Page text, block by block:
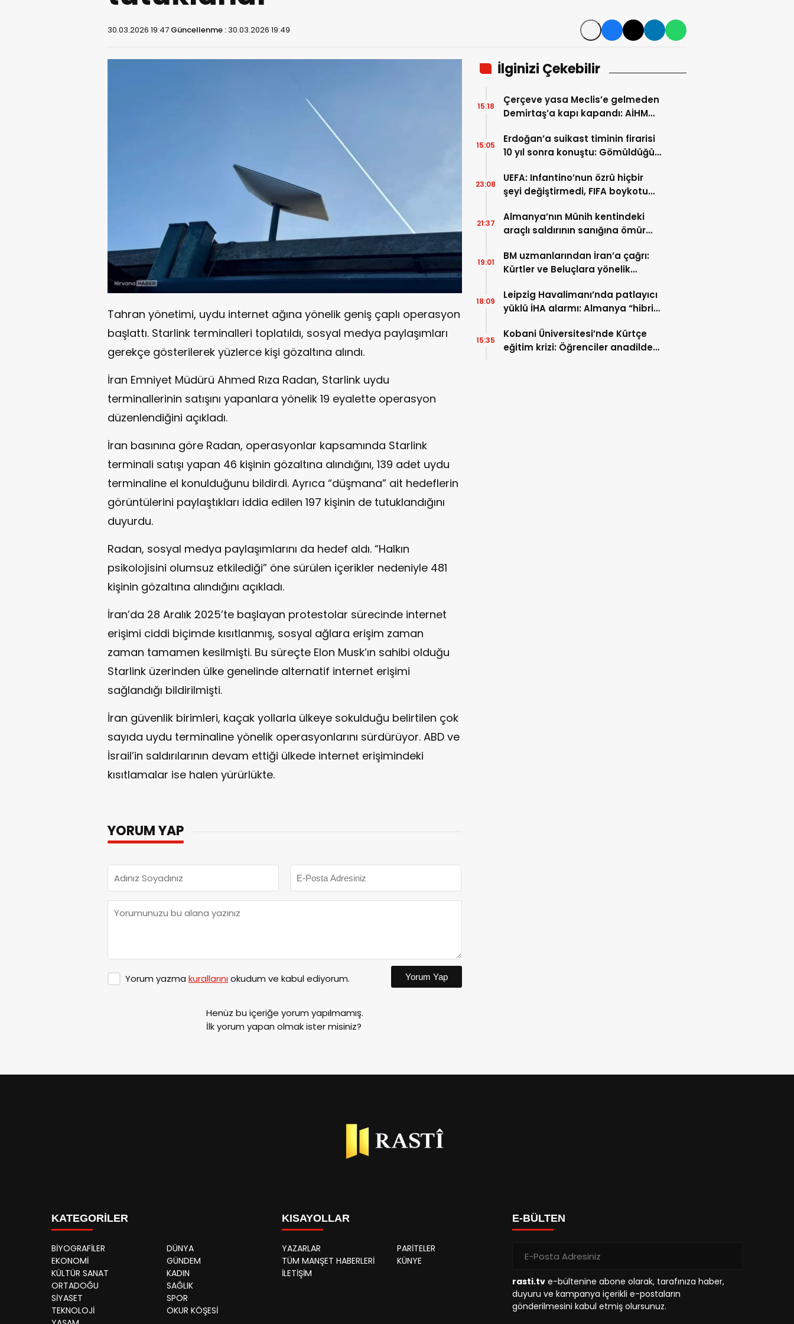
30.03.2026 19:47 Güncellenme :30.03.2026 19:49
Tahran yönetimi, uydu internet ağına yönelik geniş çaplı operasyon
başlattı. Starlink terminalleri toplatıldı, sosyal medya paylaşımları
gerekçe gösterilerek yüzlerce kişi gözaltına alındı.
İran Emniyet Müdürü Ahmed Rıza Radan, Starlink uydu
terminallerinin satışını yapanlara yönelik 19 eyalette operasyon
düzenlendiğini açıkladı.
İran basınına göre Radan, operasyonlar kapsamında Starlink
terminali satışı yapan 46 kişinin gözaltına alındığını, 139 adet uydu
terminaline el konulduğunu bildirdi. Ayrıca “düşmana” ait hedeflerin
görüntülerini paylaştıkları iddia edilen 197 kişinin de tutuklandığını
duyurdu.
Radan, sosyal medya paylaşımlarını da hedef aldı. “Halkın
psikolojisini olumsuz etkilediği” öne sürülen içerikler nedeniyle 481
kişinin gözaltına alındığını açıkladı.
İran’da 28 Aralık 2025’te başlayan protestolar sürecinde internet
erişimi ciddi biçimde kısıtlanmış, sosyal ağlara erişim zaman
zaman tamamen kesilmişti. Bu süreçte Elon Musk’ın sahibi olduğu
Starlink üzerinden ülke genelinde alternatif internet erişimi
sağlandığı bildirilmişti.
İran güvenlik birimleri, kaçak yollarla ülkeye sokulduğu belirtilen çok
sayıda uydu terminaline yönelik operasyonlarını sürdürüyor. ABD ve
İsrail’in saldırılarının devam ettiği ülkede internet erişimindeki
kısıtlamalar ise halen yürürlükte.
YORUM YAP
Yorum yazma kurallarınıokudum ve kabul ediyorum. Yorum Yap
Henüz bu içeriğe yorum yapılmamış.
İlk yorum yapan olmak ister misiniz?
İlginizi Çekebilir
Çerçeve yasa Meclis’e gelmeden
Demirtaş’a kapı kapandı: AİHM
siyasi veto tartışması
15:18
Erdoğan’a suikast timinin firarisi
10 yıl sonra konuştu: Gömüldüğü
Marmaris’te kazı başladı
15:05
UEFA: Infantino’nun özrü hiçbir
şeyi değiştirmedi, FIFA boykotu
23:08
Almanya’nın Münih kentindeki
araçlı saldırının sanığına ömür
21:37
BM uzmanlarından İran’a çağrı:
Kürtler ve Beluçlara yönelik
19:01
Leipzig Havalimanı’nda patlayıcı
yüklü İHA alarmı: Almanya “hibrit
18:09
Kobani Üniversitesi’nde Kürtçe
eğitim krizi: Öğrenciler anadilde
15:35
KATEGORİLER
BİYOGRAFİLER
DÜNYA
EKONOMİ
GÜNDEM
KÜLTÜR SANAT
KADIN
ORTADOĞU
SAĞLIK
SİYASET
SPOR
TEKNOLOJİ
OKUR KÖŞESİ
KISAYOLLAR
YAZARLAR
PARİTELER
TÜM MANŞET HABERLERİ
KÜNYE
İLETİŞİM
E-BÜLTEN
rasti.tv e-bültenine abone olarak, tarafınıza haber,
duyuru ve kampanya içerikli e-postaların
gönderilmesini kabul etmiş olursunuz.